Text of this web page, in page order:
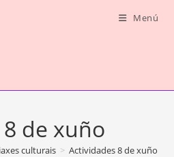
Menú
de xuño
culturais > Actividades 8 de xuño